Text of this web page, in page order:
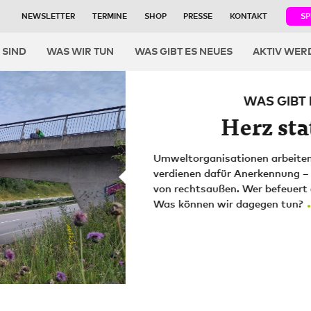
NEWSLETTER TERMINE SHOP PRESSE KONTAKT
SIND WAS WIR TUN WAS GIBT ES NEUES AKTIV
Was
Erfahre mehr darüber,
schlägt.
...